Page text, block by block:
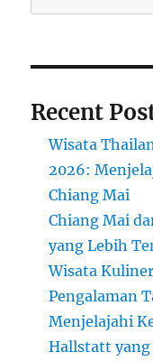
Recent
Wisata
2026:
Chiang Mai
Chiang Mai
yang Lebih
Wisata
Pengalaman
Menjelajahi
Hallstatt yang